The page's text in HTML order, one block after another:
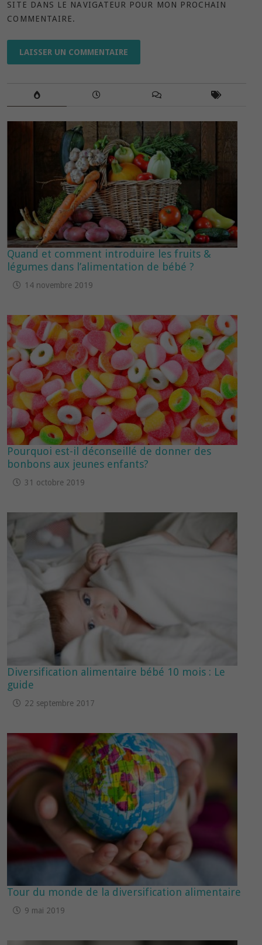
SITE DANS LE NAVIGATEUR POUR MON PROCHAIN
COMMENTAIRE.
Quand et comment introduire les fruits &
légumes dans l’alimentation de bébé ?
14 novembre 2019
Pourquoi est-il déconseillé de donner des
bonbons aux jeunes enfants?
31 octobre 2019
Diversification alimentaire bébé 10 mois : Le
guide
22 septembre 2017
Tour du monde de la diversification alimentaire
9 mai 2019